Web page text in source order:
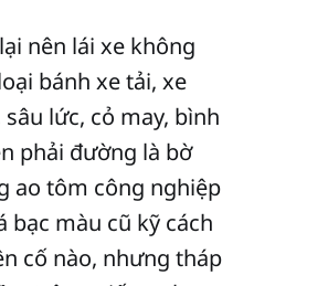
nên lái xe không
bánh xe tải, xe
lức, cỏ may, bình
phải đường là bờ
ao tôm công nghiệp
bạc màu cũ kỹ cách
cố nào, nhưng tháp